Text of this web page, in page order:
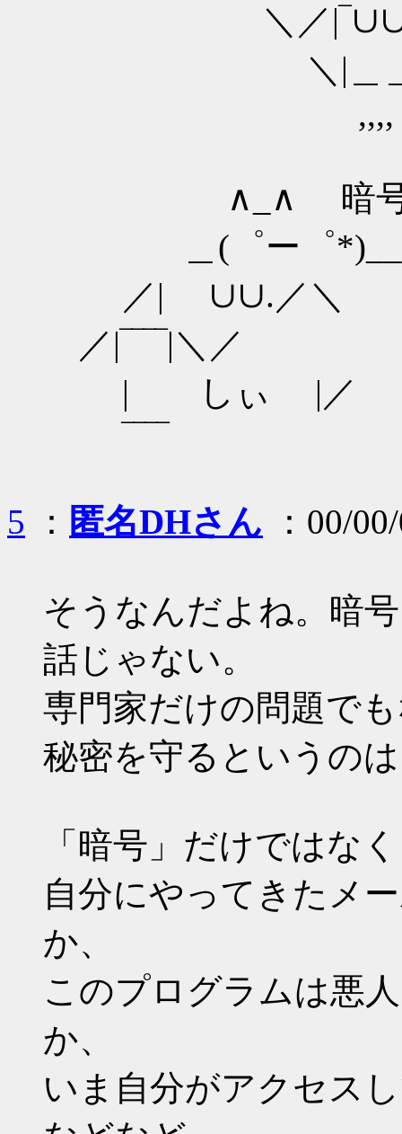
＼／|‾∪∪‾|
＼|＿＿
,,,,
∧_∧ 暗号デ 秘
＿(゜ー゜*)__
／| ∪∪.／＼
／|‾‾‾‾|＼／
| しぃ |／
5 ： 匿名DHさん ：00/
そうなんだよね。暗
話じゃない。
専門家だけの問題で
秘密を守るというの
「暗号」だけではな
自分にやってきたメ
か、
このプログラムは悪
か、
いま自分がアクセス